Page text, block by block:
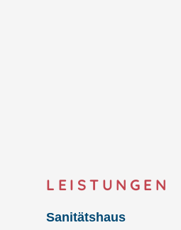
LEISTUNGEN
Sanitätshaus